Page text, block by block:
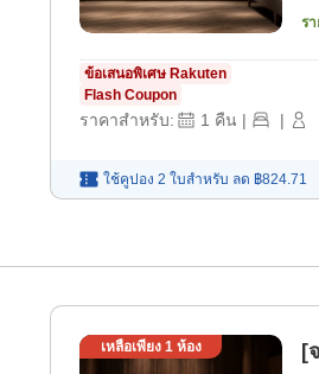
ร
ข้อเสนอพิเศษ Rakuten
Flash Coupon
ราคาสำหรับ: 1 คืน | |
ใช้คูปอง 2 ใบสำหรับ ลด ฿824.71
เหลือเพียง 1 ห้อง
[